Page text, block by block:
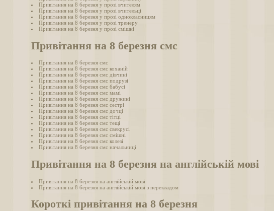
Привітання на 8 березня у прозі вчителям
Привітання на 8 березня у прозі вчительці
Привітання на 8 березня у прозі однокласницям
Привітання на 8 березня у прозі тренеру
Привітання на 8 березня у прозі смішні
Привітання на 8 березня смс
Привітання на 8 березня смс
Привітання на 8 березня смс коханій
Привітання на 8 березня смс дівчині
Привітання на 8 березня смс подрузі
Привітання на 8 березня смс бабусі
Привітання на 8 березня смс мамі
Привітання на 8 березня смс дружині
Привітання на 8 березня смс сестрі
Привітання на 8 березня смс дочці
Привітання на 8 березня смс тітці
Привітання на 8 березня смс тещі
Привітання на 8 березня смс свекрусі
Привітання на 8 березня смс смішні
Привітання на 8 березня смс колезі
Привітання на 8 березня смс начальниці
Привітання на 8 березня на англійській мові
Привітання на 8 березня на англійській мові
Привітання на 8 березня на англійській мові з перекладом
Короткі привітання на 8 березня